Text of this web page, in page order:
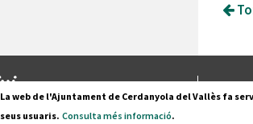
Pl.
La web de l'Ajuntament de Cerdanyola del Vallès fa
seus usuaris. Consulta més informació.